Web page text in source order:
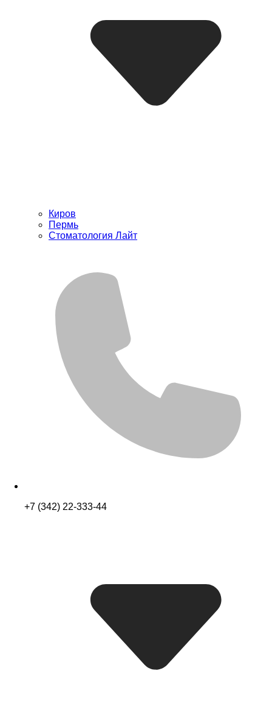
Киров
Пермь
Стоматология Лайт
+7 (342) 22-333-44